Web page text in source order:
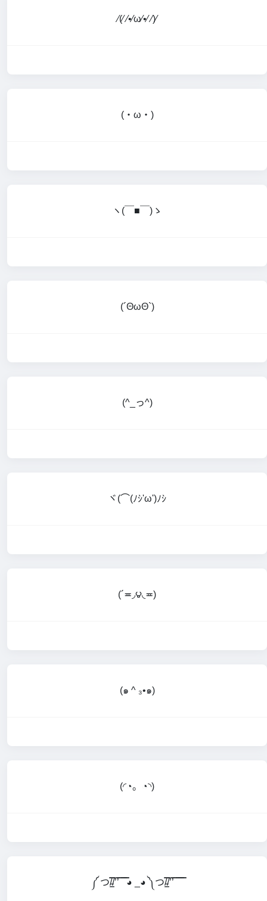
⁄(⁄ ⁄•⁄ω⁄•⁄ ⁄)⁄
(・ω・)
ヽ(￣■￣)ゝ
(´ΘωΘ`)
(^_っ^)
ヾ(⌒(ﾉｼ'ω')ﾉｼ
(´≖◞౪◟≖)
(๑ ^ ₃•๑)
(◜◔。◔◝)
༼ つ/̵͇̿̿/’̿’̿ ̿ ̿̿ ̿̿◕ _◕ ༽つ/̵͇̿̿/’̿’̿ ̿ ̿̿ ̿̿ ̿̿